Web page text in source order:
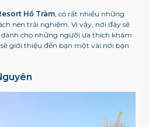
Hồ Tràm, có rất nhiều những
nên trải nghiệm. Vì vậy, nơi đây sẽ
cho những người ưa thích khám
sẽ giới thiệu đến bạn một vài nơi bạn